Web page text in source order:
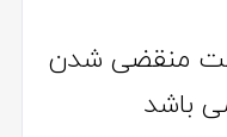
منقضی شدن
باشد